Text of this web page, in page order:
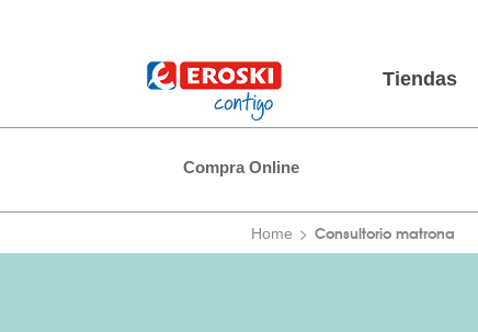
Tiendas
Compra Online
Home Consultorio matrona